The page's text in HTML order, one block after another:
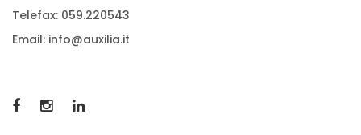
Telefax: 059.220543
Email: info@auxilia.it